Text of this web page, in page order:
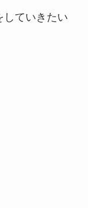
していきたい